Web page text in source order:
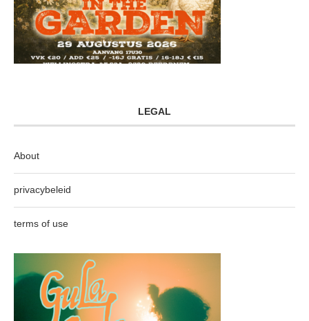
LEGAL
About
privacybeleid
terms of use